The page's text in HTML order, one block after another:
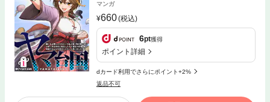
マンガ
660(税込)
6pt獲得
ポイント詳細
dカード利用でさらにポイント+2%
返品不可